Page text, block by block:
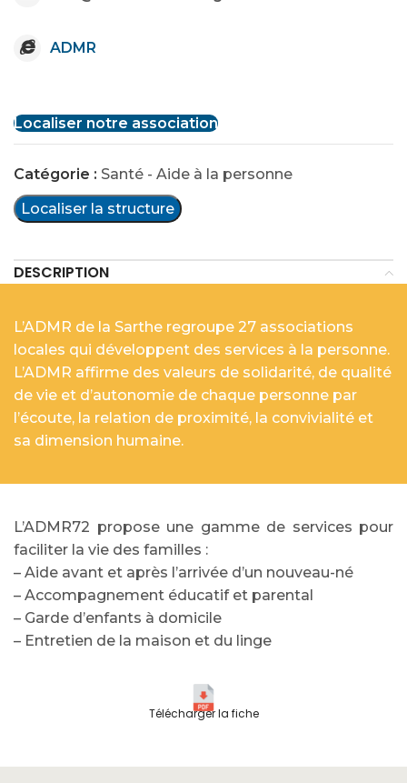
ADMR
Localiser notre association
Catégorie : Santé - Aide à la personne
Localiser la structure
DESCRIPTION
L’ADMR de la Sarthe regroupe 27 associations
locales qui développent des services à la personne.
L’ADMR affirme des valeurs de solidarité, de qualité
de vie et d’autonomie de chaque personne par
l’écoute, la relation de proximité, la convivialité et
sa dimension humaine.
L’ADMR72 propose une gamme de services pour
faciliter la vie des familles :
– Aide avant et après l’arrivée d’un nouveau-né
– Accompagnement éducatif et parental
– Garde d’enfants à domicile
– Entretien de la maison et du linge
Télécharger la fiche